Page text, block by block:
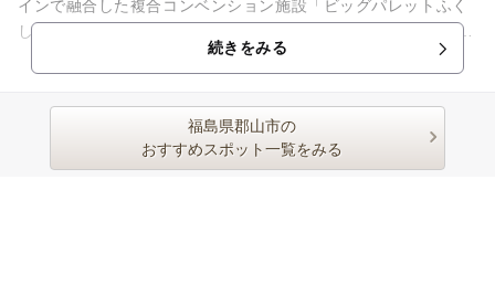
インで融合した複合コンベンション施設「ビッグパレットふく
しま」。 ここに人が集い、交流が生まれ、ふくしまから新たな
情報が発信されていきます...続きをみる
福島県郡山市の
おすすめスポット一覧をみる